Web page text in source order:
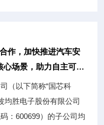
作，加快推进汽车安
场景，助力自主可控
（以下简称“国芯科
均胜电子股份有限公司
：600699）的子公司均